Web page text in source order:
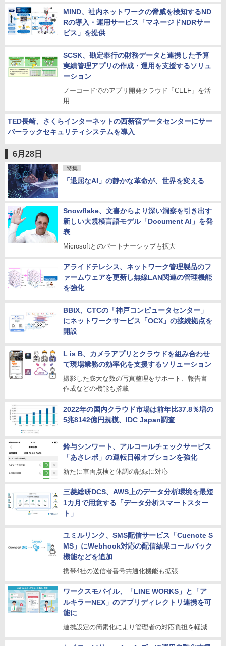
MIND、社内ネットワークの脅威を検知するND
Rの導入・運用サービス「マネージドNDRサー
ビス」を提供
SCSK、勘定奉行の財務データと連携した予算
実績管理アプリの作成・運用を支援するソリュ
ーション
ノーコードでのアプリ開発クラウド「CELF」を活
用
TED長崎、さくらインターネットの西新宿データセンターにサー
バーラックセキュリティシステムを導入
6月28日
特集
「退屈なAI」の静かな革命が、世界を変える
Snowflake、文書からより深い洞察を引き出す
新しい大規模言語モデル「Document AI」を発
表
Microsoftとのパートナーシップも拡大
アライドテレシス、ネットワーク管理製品のフ
ァームウェアを更新し無線LAN関連の管理機能
を強化
BBIX、CTCの「神戸コンピュータセンター」
にネットワークサービス「OCX」の接続拠点を
開設
L is B、カメラアプリとクラウドを組み合わせ
て現場業務の効率化を支援するソリューション
撮影した膨大な数の写真整理をサポート、報告書
作成などの機能も搭載
2022年の国内クラウド市場は前年比37.8％増の
5兆8142億円規模、IDC Japan調査
鈴与シンワート、アルコールチェックサービス
「あさレポ」の運転日報オプションを強化
新たに車両点検と体調の記録に対応
三菱総研DCS、AWS上のデータ分析環境を最短
1カ月で用意する「データ分析スマートスター
ト」
ユミルリンク、SMS配信サービス「Cuenote S
MS」にWebhook対応の配信結果コールバック
機能などを追加
携帯4社の送信者番号共通化機能も拡張
ワークスモバイル、「LINE WORKS」と「ア
ルキラーNEX」のアプリディレクトリ連携を可
能に
連携設定の簡素化により管理者の対応負担を軽減